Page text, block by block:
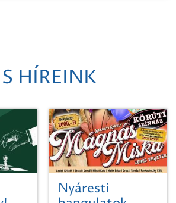
HÍREINK
Nyáresti